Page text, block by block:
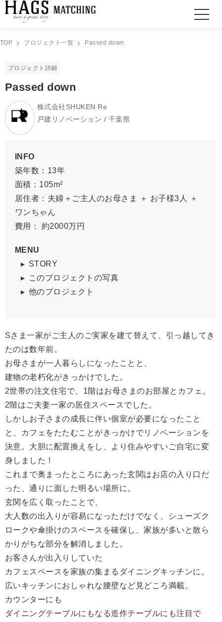
TOP プロジェクト一覧 Passed down
プロジェクト詳細
Passed down
株式会社SHUKEN Re
戸建リノベーション / 千葉県
INFO
築年数：13年
面積：105m²
居住者：夫婦＋ご主人のお母さま ＋ お子様3人 ＋
ワンちゃん
費用： 約2000万円
MENU
STORY
このプロジェクトの写真
他のプロジェクト
Sさま一家がご主人のご実家を建て替えて、引っ越してき
たのは数年前。
お母さまが一人暮らしになったことと、
建物の老朽化がきっかけでした。
2世帯の注文住宅で、1階はお母さまのお部屋とカフェ。
2階はご夫妻一家の居住スペースでした。
しかしお子さまの成長に伴い個室が必要になったこと
と、カフェをたたむことがきっかけでリノベーションを
決意。大胆に配置換えをし、より住みやすいご自宅に変
身しました！
これまで奥まったところにあった玄関はお店の入り口だ
った、通りに面した明るい場所に。
玄関を広く取ったことで、
大人数の出入りが容易になっただけでなく、シューズク
ロークや傘掛けのスペースを確保し、家族が多いと散ら
かりがちな部分を解消しました。
お客さんが出入りしていた
カフェスペースを家族の集まるダイニングキッチンに。
広いキッチンにおしゃれな腰壁など見どころ満載。
カウンターにも
ダイニングテーブルにもなる造作テーブルにも注目で